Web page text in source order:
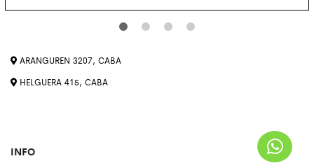
ARANGUREN 3207, CABA
HELGUERA 415, CABA
INFO